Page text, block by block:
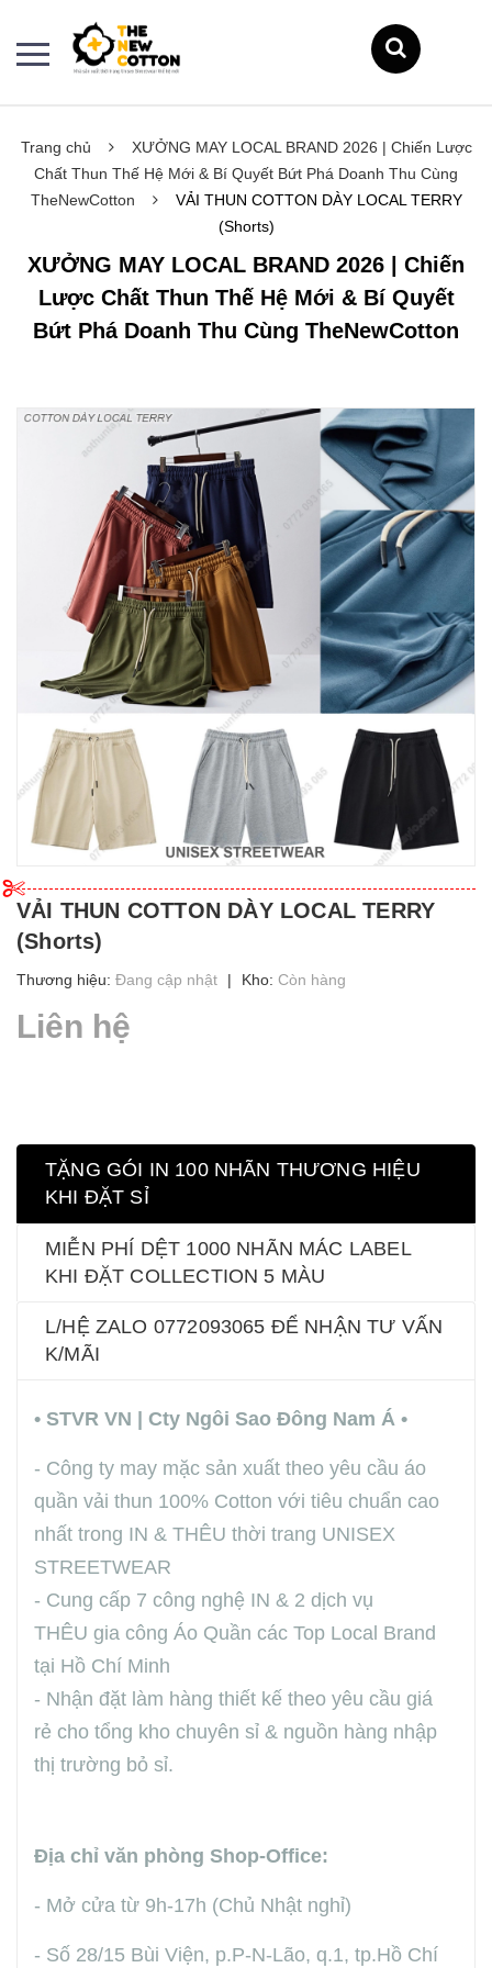
Trang chủ
XƯỞNG MAY LOCAL BRAND 2026 | Chiến Lược
Chất Thun Thế Hệ Mới & Bí Quyết Bứt Phá Doanh Thu Cùng
TheNewCotton
VẢI THUN COTTON DÀY LOCAL TERRY
(Shorts)
XƯỞNG MAY LOCAL BRAND 2026 | Chiến
Lược Chất Thun Thế Hệ Mới & Bí Quyết
Bứt Phá Doanh Thu Cùng TheNewCotton
VẢI THUN COTTON DÀY LOCAL TERRY
(Shorts)
Thương hiệu: Đang cập nhật | Kho: Còn hàng
Liên hệ
TẶNG GÓI IN 100 NHÃN THƯƠNG HIỆU
KHI ĐẶT SỈ
MIỄN PHÍ DỆT 1000 NHÃN MÁC LABEL
KHI ĐẶT COLLECTION 5 MÀU
L/HỆ ZALO 0772093065 ĐỂ NHẬN TƯ VẤN
K/MÃI
• STVR VN | Cty Ngôi Sao Đông Nam Á •
- Công ty may mặc sản xuất theo yêu cầu áo
quần vải thun 100% Cotton với tiêu chuẩn cao
nhất trong IN & THÊU thời trang UNISEX
STREETWEAR
- Cung cấp 7 công nghệ IN & 2 dịch vụ
THÊU gia công Áo Quần các Top Local Brand
tại Hồ Chí Minh
- Nhận đặt làm hàng thiết kế theo yêu cầu giá
rẻ cho tổng kho chuyên sỉ & nguồn hàng nhập
thị trường bỏ sỉ.
Địa chỉ văn phòng Shop-Office:
- Mở cửa từ 9h-17h (Chủ Nhật nghỉ)
- Số 28/15 Bùi Viện, p.P-N-Lão, q.1, tp.Hồ Chí